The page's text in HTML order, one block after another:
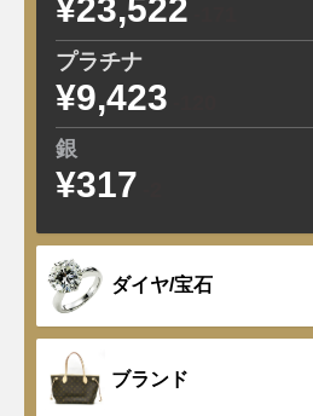
¥23,522
プラチナ
¥9,423
銀
¥317
ダイヤ/宝石
ブランド